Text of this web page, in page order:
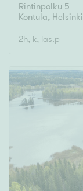
Rintinpolku 5
Kontula, Helsinki
2h, k, las.p